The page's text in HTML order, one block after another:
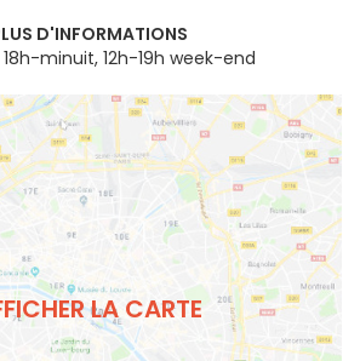
D'INFORMATIONS
18h-minuit, 12h-19h week-end
LA CARTE